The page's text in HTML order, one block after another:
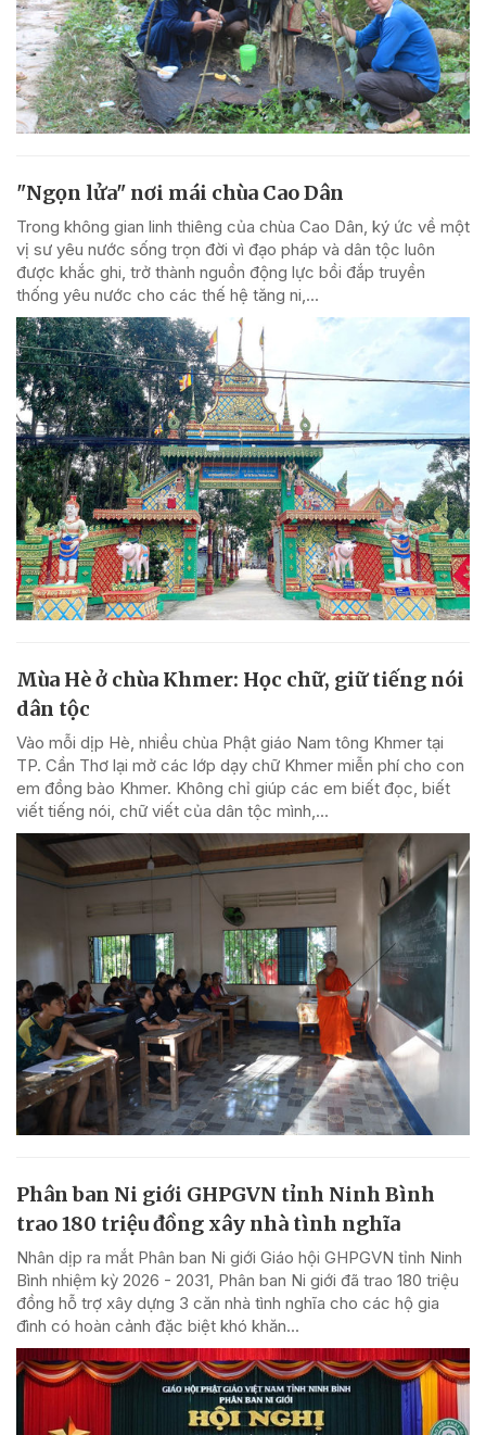
"Ngọn lửa" nơi mái chùa Cao Dân
Trong không gian linh thiêng của chùa Cao Dân, ký ức về một
vị sư yêu nước sống trọn đời vì đạo pháp và dân tộc luôn
được khắc ghi, trở thành nguồn động lực bồi đắp truyền
thống yêu nước cho các thế hệ tăng ni,...
Mùa Hè ở chùa Khmer: Học chữ, giữ tiếng nói
dân tộc
Vào mỗi dịp Hè, nhiều chùa Phật giáo Nam tông Khmer tại
TP. Cần Thơ lại mở các lớp dạy chữ Khmer miễn phí cho con
em đồng bào Khmer. Không chỉ giúp các em biết đọc, biết
viết tiếng nói, chữ viết của dân tộc mình,...
Phân ban Ni giới GHPGVN tỉnh Ninh Bình
trao 180 triệu đồng xây nhà tình nghĩa
Nhân dịp ra mắt Phân ban Ni giới Giáo hội GHPGVN tỉnh Ninh
Bình nhiệm kỳ 2026 - 2031, Phân ban Ni giới đã trao 180 triệu
đồng hỗ trợ xây dựng 3 căn nhà tình nghĩa cho các hộ gia
đình có hoàn cảnh đặc biệt khó khăn...